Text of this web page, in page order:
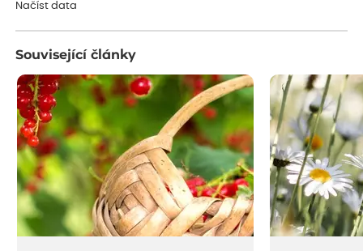
Načíst data
Související články